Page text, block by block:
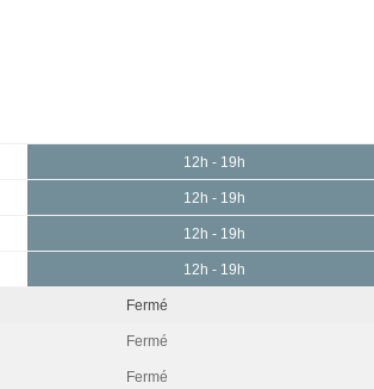
12h - 19h
12h - 19h
12h - 19h
12h - 19h
Fermé
Fermé
Fermé